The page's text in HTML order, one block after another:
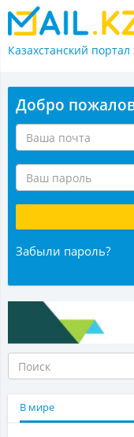
Казахстанский портал
Добро
Забыли пароль?
В мире